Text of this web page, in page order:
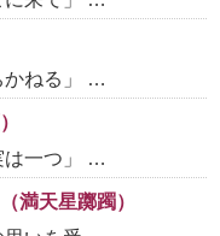
かねる」 …
は一つ」 …
満天星躑躅）